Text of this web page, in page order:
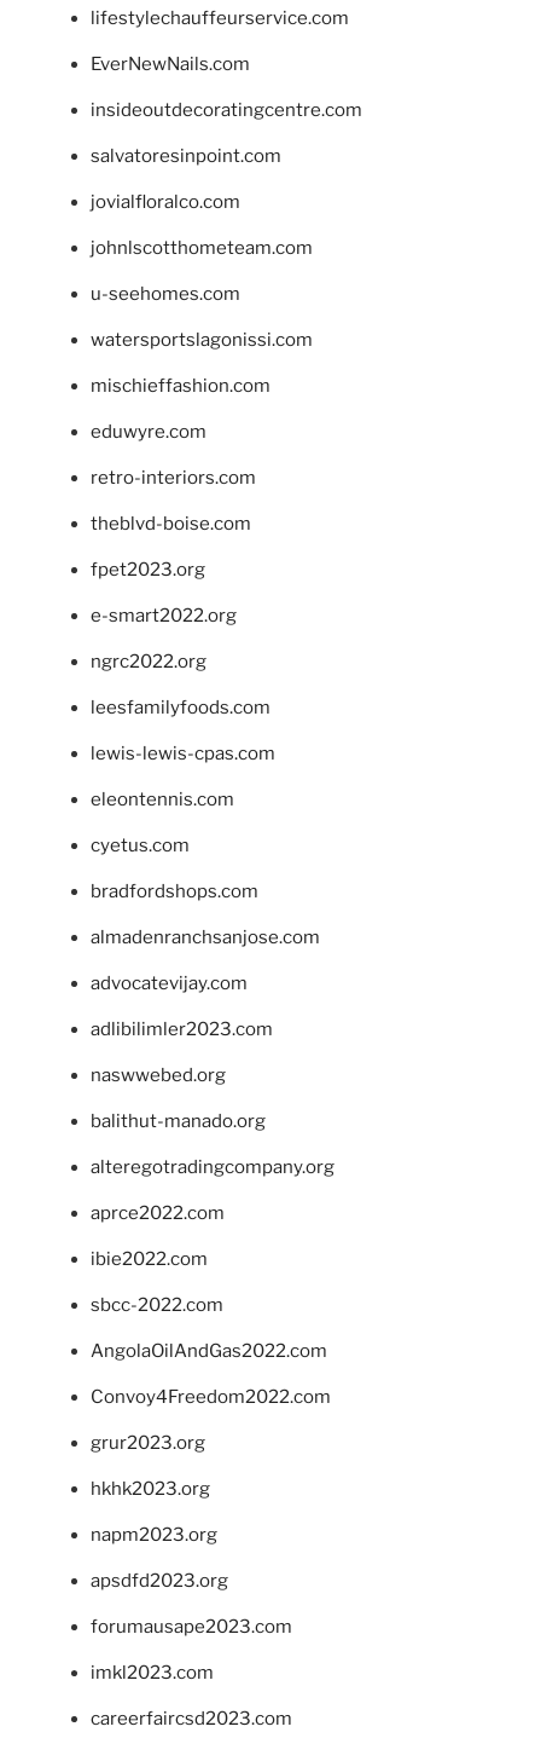
lifestylechauffeurservice.com
EverNewNails.com
insideoutdecoratingcentre.com
salvatoresinpoint.com
jovialfloralco.com
johnlscotthometeam.com
u-seehomes.com
watersportslagonissi.com
mischieffashion.com
eduwyre.com
retro-interiors.com
theblvd-boise.com
fpet2023.org
e-smart2022.org
ngrc2022.org
leesfamilyfoods.com
lewis-lewis-cpas.com
eleontennis.com
cyetus.com
bradfordshops.com
almadenranchsanjose.com
advocatevijay.com
adlibilimler2023.com
naswwebed.org
balithut-manado.org
alteregotradingcompany.org
aprce2022.com
ibie2022.com
sbcc-2022.com
AngolaOilAndGas2022.com
Convoy4Freedom2022.com
grur2023.org
hkhk2023.org
napm2023.org
apsdfd2023.org
forumausape2023.com
imkl2023.com
careerfaircsd2023.com